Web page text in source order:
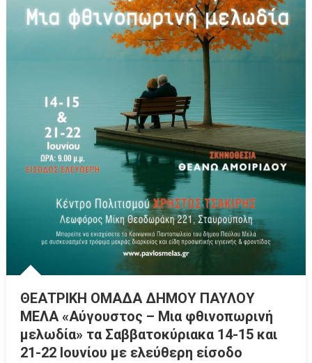
ΘΕΑΤΡΙΚΗ ΟΜΑΔΑ ΔΗΜΟΥ ΠΑΥΛΟΥ
ΜΕΛΑ «Αύγουστος – Μια φθινοπωρινή
μελωδία» τα Σαββατοκύριακα 14-15 και
21-22 Ιουνίου με ελεύθερη είσοδο